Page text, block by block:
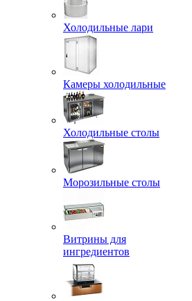
Холодильные лари
Камеры холодильные
Холодильные столы
Морозильные столы
Витрины для
ингредиентов